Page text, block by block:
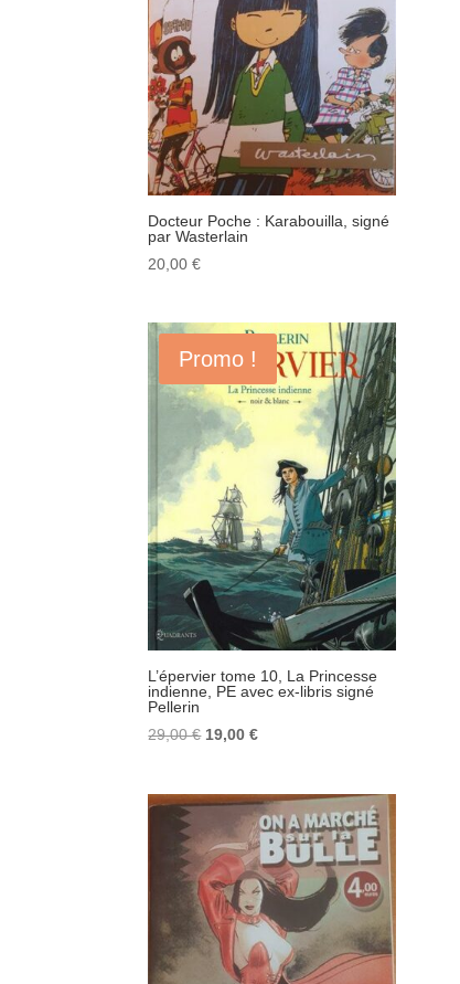
Docteur Poche : Karabouilla, signé
par Wasterlain
20,00€
Promo !
L’épervier tome 10, La Princesse
indienne, PE avec ex-libris signé
Pellerin
29,00€ Le
était :
29,00 €.
19,00€Le
est :
19,00 €.